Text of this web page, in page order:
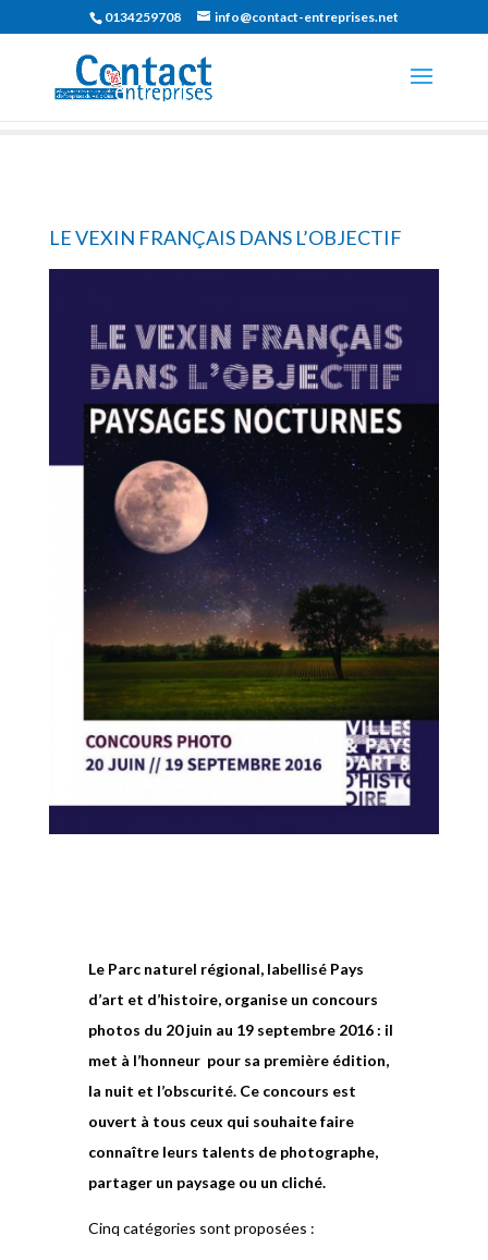
0134259708 info@contact-entreprises.net
LE VEXIN FRANÇAIS DANS L’OBJECTIF
Le Parc naturel régional, labellisé Pays
d’art et d’histoire, organise un concours
photos du 20 juin au 19 septembre 2016 : il
met à l’honneur pour sa première édition,
la nuit et l’obscurité. Ce concours est
ouvert à tous ceux qui souhaite faire
connaître leurs talents de photographe,
partager un paysage ou un cliché.
Cinq catégories sont proposées :